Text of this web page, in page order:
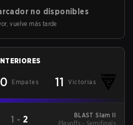
no disponibles
vuelve más tarde
0 Empates 11 Victorias
1 - 2
BLAST Slam II
Playoffs - Semifinals